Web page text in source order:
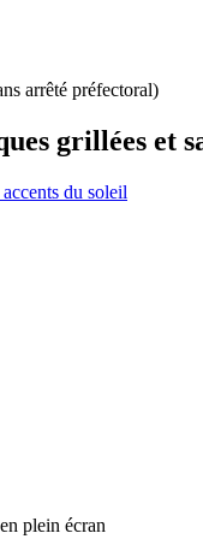
arrêté préfectoral)
grillées et
du soleil
plein écran